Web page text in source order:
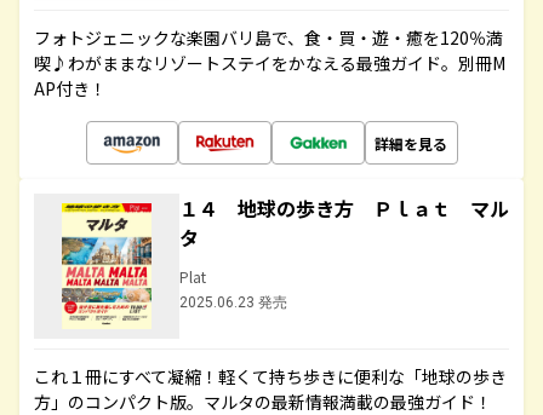
フォトジェニックな楽園バリ島で、食・買・遊・癒を120％満
喫♪わがままなリゾートステイをかなえる最強ガイド。別冊M
AP付き！
詳細を見る
１４ 地球の歩き方 Ｐｌａｔ マル
タ
Plat
2025.06.23 発売
これ１冊にすべて凝縮！軽くて持ち歩きに便利な「地球の歩き
方」のコンパクト版。マルタの最新情報満載の最強ガイド！